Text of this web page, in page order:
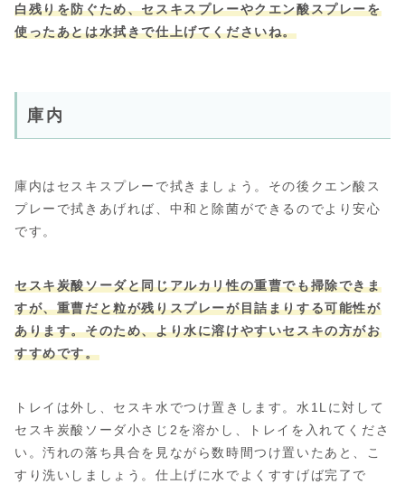
白残りを防ぐため、セスキスプレーやクエン酸スプレーを
使ったあとは水拭きで仕上げてくださいね。
庫内
庫内はセスキスプレーで拭きましょう。その後クエン酸ス
プレーで拭きあげれば、中和と除菌ができるのでより安心
です。
セスキ炭酸ソーダと同じアルカリ性の重曹でも掃除できま
すが、重曹だと粒が残りスプレーが目詰まりする可能性が
あります。そのため、より水に溶けやすいセスキの方がお
すすめです。
トレイは外し、セスキ水でつけ置きします。水1Lに対して
セスキ炭酸ソーダ小さじ2を溶かし、トレイを入れてくださ
い。汚れの落ち具合を見ながら数時間つけ置いたあと、こ
すり洗いしましょう。仕上げに水でよくすすげば完了で